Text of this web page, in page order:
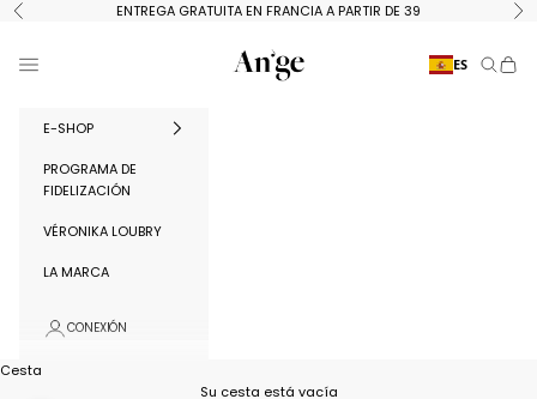
Ir al contenido
Anterior ENTREGA GRATUITA EN FRANCIA A PARTIR DE 39
Ange Paris
Menú ES Buscar
E-SHOP
PROGRAMA DE
FIDELIZACIÓN
VÉRONIKA LOUBRY
LA MARCA
CONEXIÓN
Cesta
Su cesta está vacía